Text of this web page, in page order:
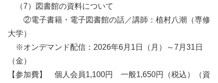
（7）図書館の資料について
②電子書籍・電子図書館の話／講師：植村八潮（専修
大学）
※オンデマンド配信：2026年6月1日（月）～7月31日
（金）
【参加費】 個人会員1,100円 一般1,650円（税込）（資